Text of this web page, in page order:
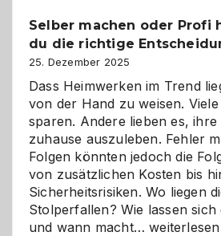
Herausforderungen
und
Zukunft
Selber machen oder Profi
du die richtige
25. Dezember 2025
Dass Heimwerken im Trend
von der Hand zu weisen.
sparen. Andere lieben es, ihre
zuhause auszuleben. Fehler
Folgen könnten jedoch die
von zusätzlichen Kosten bis
Sicherheitsrisiken. Wo liegen
Stolperfallen? Wie lassen sich
und wann macht…Selber
weiterlesen